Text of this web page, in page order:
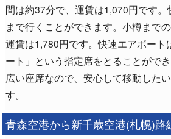
間は約37分で、運賃は1,070円です
まで行くことができます。小樽まで
運賃は1,780円です。快速エアポート
ート」という指定席をとることがで
広い座席なので、安心して移動した
す。
青森空港から新千歳空港(札幌)路